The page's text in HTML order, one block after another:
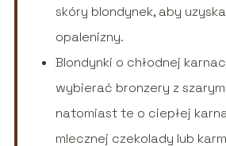
skóry blondynek, aby
opalenizny.
Blondynki o chłodnej
wybierać bronzery z
natomiast te o ciepłej
mlecznej czekolady lub